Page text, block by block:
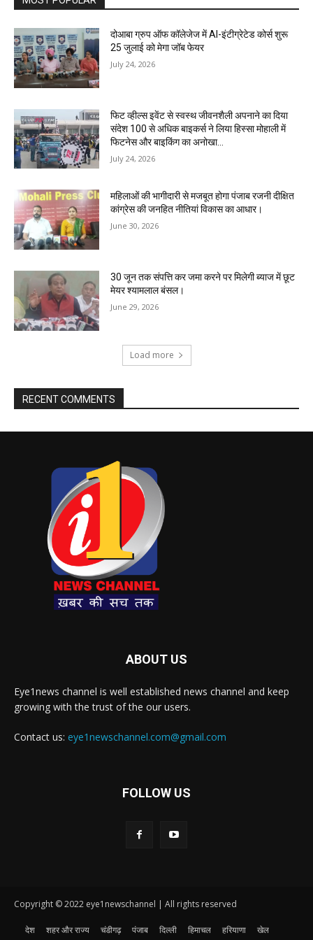
दोआबा ग्रुप ऑफ कॉलेजेज में AI-इंटीग्रेटेड कोर्स शुरू
25 जुलाई को मेगा जॉब फेयर
July 24, 2026
फिट व्हील्स इवेंट से स्वस्थ जीवनशैली अपनाने का दिया
संदेश 100 से अधिक बाइकर्स ने लिया हिस्सा मोहाली में
फिटनेस और बाइकिंग का अनोखा...
July 24, 2026
महिलाओं की भागीदारी से मजबूत होगा पंजाब रजनी दीक्षित
कांग्रेस की जनहित नीतियां विकास का आधार।
June 30, 2026
30 जून तक संपत्ति कर जमा करने पर मिलेगी ब्याज में छूट
मेयर श्यामलाल बंसल।
June 29, 2026
Load more
RECENT COMMENTS
ABOUT US
Eye1news channel is well established news channel and keep
growing with the trust of the our users.
Contact us: eye1newschannel.com@gmail.com
FOLLOW US
Copyright © 2022 eye1newschannel | All rights reserved
देश शहर और राज्य चंडीगढ़ पंजाब दिल्ली हिमाचल हरियाणा
खेल